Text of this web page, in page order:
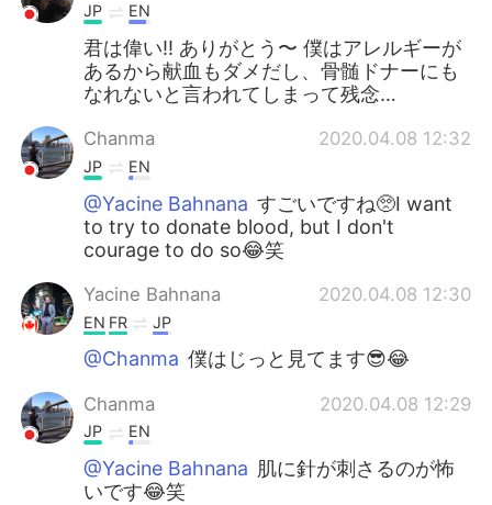
JP EN
君は偉い!! ありがとう〜 僕はアレルギーが
あるから献血もダメだし、骨髄ドナーにも
なれないと言われてしまって残念…
Chanma 2020.04.08 12:32
JP EN
@Yacine Bahnana すごいですね🥺I want
to try to donate blood, but I don't
courage to do so😂笑
Yacine Bahnana 2020.04.08 12:30
EN FR JP
@Chanma 僕はじっと見てます😎😂
Chanma 2020.04.08 12:29
JP EN
@Yacine Bahnana 肌に針が刺さるのが怖
いです😂笑